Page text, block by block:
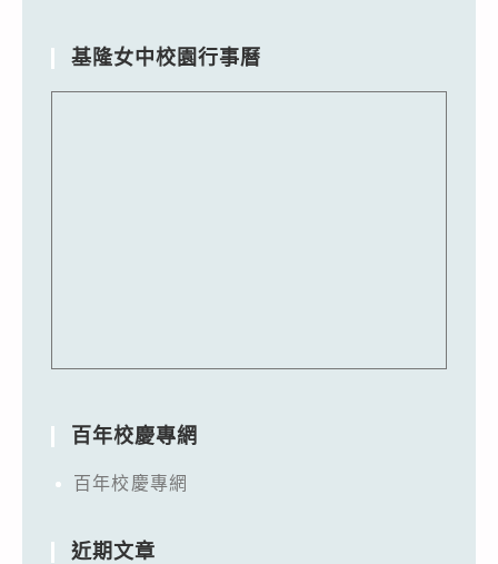
基隆女中校園行事曆
百年校慶專網
百年校慶專網
近期文章